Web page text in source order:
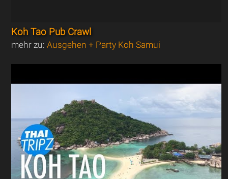
Koh Tao Pub Crawl
mehr zu:Ausgehen + Party Koh Samui